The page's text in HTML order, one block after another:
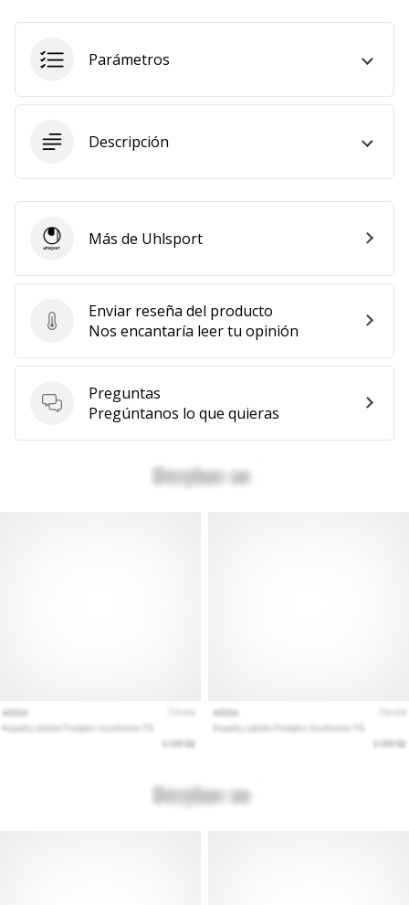
Parámetros
Descripción
Enviar reseña del producto
Enviar reseña del producto
Nos encantaría leer tu opinión
Preguntas
Preguntas
Pregúntanos lo que quieras
UhlsportMás de Uhlsport